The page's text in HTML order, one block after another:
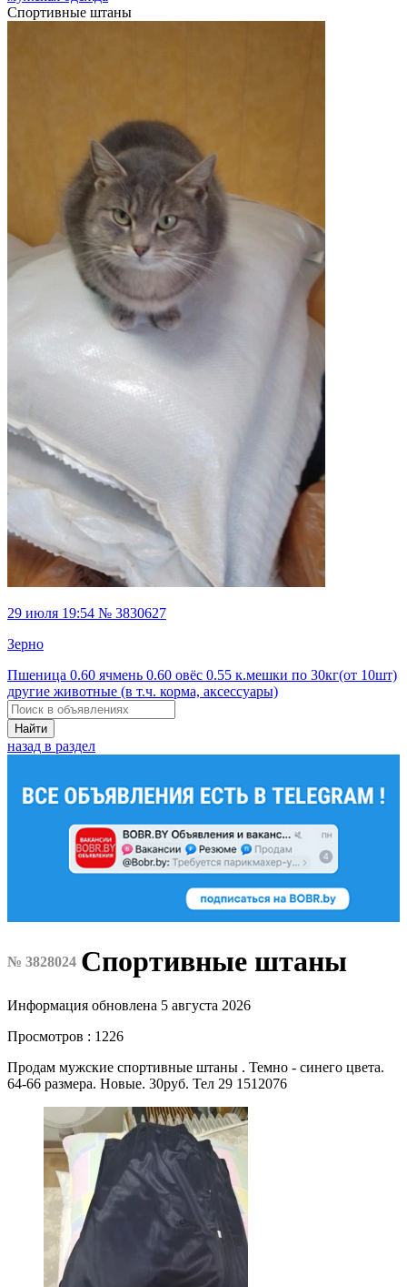
Спортивные штаны
29 июля 19:54 № 3830627
Зерно
Пшеница 0.60 ячмень 0.60 овёс 0.55 к.мешки по 30кг(от 10шт)
другие животные (в т.ч. корма, аксессуары)
Найти
назад в раздел
№ 3828024 Спортивные штаны
Информация обновлена 5 августа 2026
Просмотров : 1226
Продам мужские спортивные штаны . Темно - синего цвета.
64-66 размера. Новые. 30руб. Тел 29 1512076